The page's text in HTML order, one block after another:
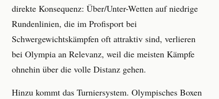
direkte Konsequenz: Über/Unter-Wetten auf niedrige
Rundenlinien, die im Profisport bei
Schwergewichtskämpfen oft attraktiv sind, verlieren
bei Olympia an Relevanz, weil die meisten Kämpfe
ohnehin über die volle Distanz gehen.
Hinzu kommt das Turniersystem. Olympisches Boxen